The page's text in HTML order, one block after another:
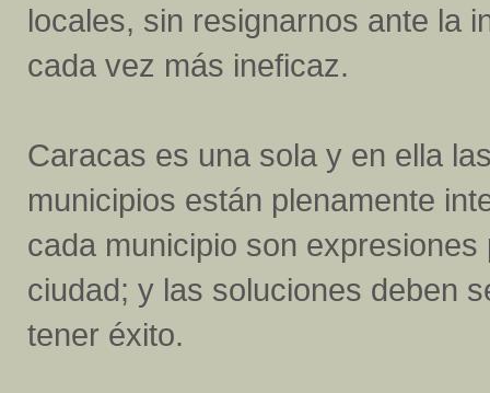
locales, sin resignarnos ante la
cada vez más ineficaz.
Caracas es una sola y en ella
municipios están plenamente
cada municipio son
ciudad; y las soluciones deben
tener éxito.